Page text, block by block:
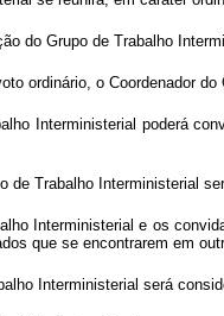
do Grupo de Trabalho
ordinário, o Coordenador
Interministerial poderá
de Trabalho Interministerial
Interministerial e os
que se encontrarem em
Interministerial será